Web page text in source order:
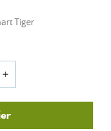
Tiger
add